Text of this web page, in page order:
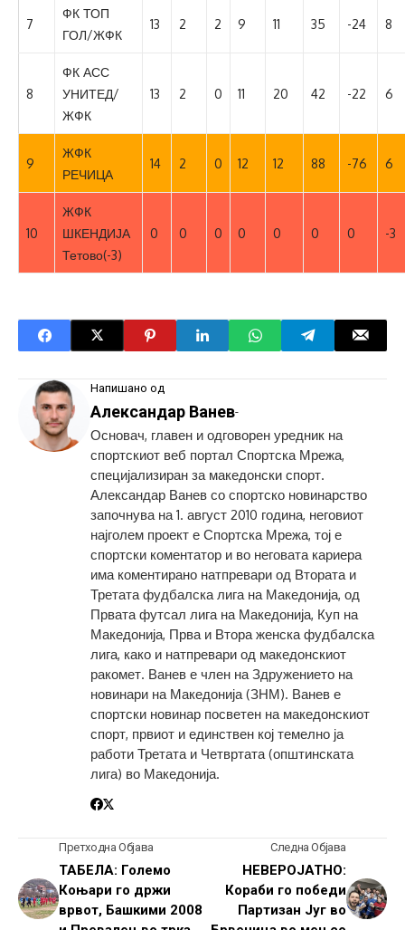
7
ФК ТОП
ГОЛ/ЖФК
13 2 2 9 11 35 -24 8
8
ФК АСС
УНИТЕД/
ЖФК
13 2 0 11 20 42 -22 6
9
ЖФК
РЕЧИЦА
14 2 0 12 12 88 -76 6
10
ЖФК
ШКЕНДИЈА
Тетово(-3)
0 0 0 0 0 0 0 -3
Напишано од
Александар Ванев-
Основач, главен и одговорен уредник на
спортскиот веб портал Спортска Мрежа,
специјализиран за македонски спорт.
Александар Ванев со спортско новинарство
започнува на 1. август 2010 година, неговиот
најголем проект е Спортска Мрежа, тој е
спортски коментатор и во неговата кариера
има коментирано натпревари од Втората и
Третата фудбалска лига на Македонија, од
Првата футсал лига на Македонија, Куп на
Македонија, Прва и Втора женска фудбалска
лига, како и натпревари од македонскиот
ракомет. Ванев е член на Здружението на
новинари на Македонија (ЗНМ). Ванев е
спортски новинар посветен на македонскиот
спорт, првиот и единствен кој темелно ја
работи Третата и Четвртата (општинската
лига) во Македонија.
Претходна Објава
ТАБЕЛА: Големо
Коњари го држи
врвот, Башкими 2008
Следна Објава
НЕВЕРОЈАТНО:
Кораби го победи
Партизан Југ во